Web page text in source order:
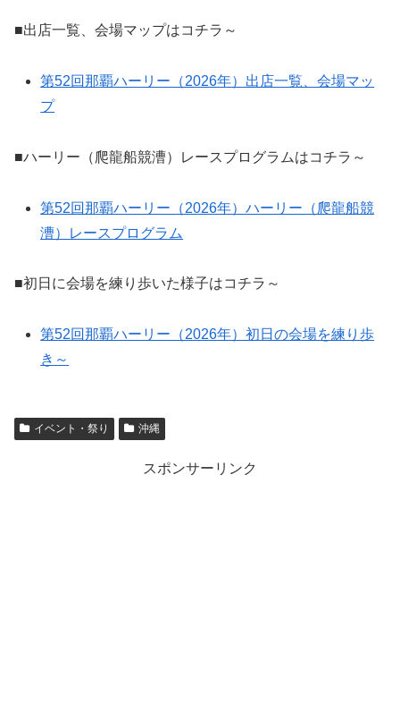
■出店一覧、会場マップはコチラ～
第52回那覇ハーリー（2026年）出店一覧、会場マッ
プ
■ハーリー（爬龍船競漕）レースプログラムはコチラ～
第52回那覇ハーリー（2026年）ハーリー（爬龍船競
漕）レースプログラム
■初日に会場を練り歩いた様子はコチラ～
第52回那覇ハーリー（2026年）初日の会場を練り歩
き～
イベント・祭り 沖縄
スポンサーリンク